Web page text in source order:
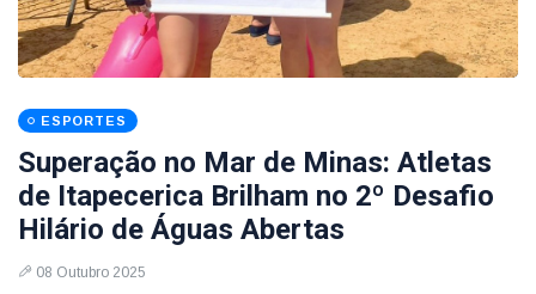
ESPORTES
Superação no Mar de Minas: Atletas
de Itapecerica Brilham no 2º Desafio
Hilário de Águas Abertas
08 Outubro 2025